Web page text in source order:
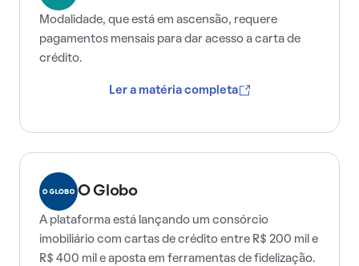
Modalidade, que está em ascensão, requere
pagamentos mensais para dar acesso a carta de
crédito.
Ler a matéria completa
O Globo
A plataforma está lançando um consórcio
imobiliário com cartas de crédito entre R$ 200 mil e
R$ 400 mil e aposta em ferramentas de fidelização.